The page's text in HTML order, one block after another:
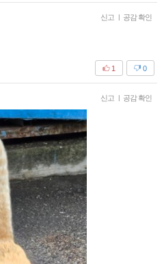
신고 | 공감 확인
0
1
신고 | 공감 확인